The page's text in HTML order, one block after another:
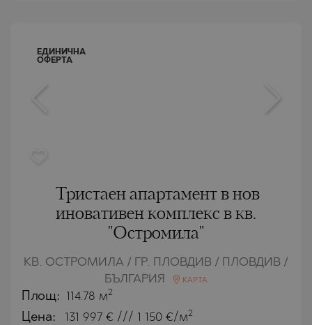
ЕДИНИЧНА
ОФЕРТА
Тристаен апартамент в нов
иновативен комплекс в кв.
"Остромила"
КВ. ОСТРОМИЛА / ГР. ПЛОВДИВ / ПЛОВДИВ /
БЪЛГАРИЯ
КАРТА
Площ: 114.78 м2
Цена: 131 997 € /// 1 150 €/м2